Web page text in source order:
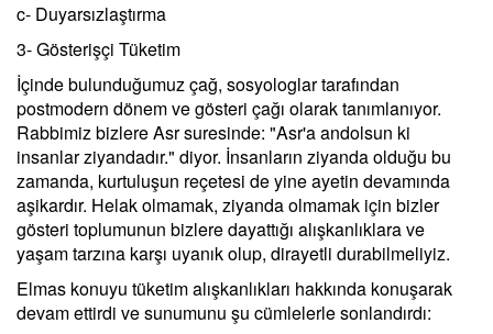
c- Duyarsızlaştırma
3- Gösterişçi Tüketim
İçinde bulunduğumuz çağ, sosyologlar tarafından
postmodern dönem ve gösteri çağı olarak tanımlanıyor.
Rabbimiz bizlere Asr suresinde: "Asr'a andolsun ki
insanlar ziyandadır." diyor. İnsanların ziyanda olduğu bu
zamanda, kurtuluşun reçetesi de yine ayetin devamında
aşikardır. Helak olmamak, ziyanda olmamak için bizler
gösteri toplumunun bizlere dayattığı alışkanlıklara ve
yaşam tarzına karşı uyanık olup, dirayetli durabilmeliyiz.
Elmas konuyu tüketim alışkanlıkları hakkında konuşarak
devam ettirdi ve sunumunu şu cümlelerle sonlandırdı: